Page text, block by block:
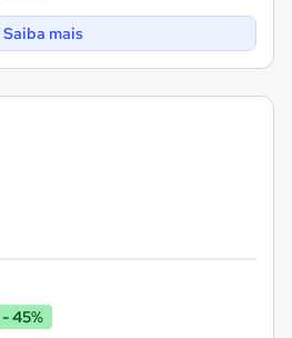
Saiba mais
- 45%